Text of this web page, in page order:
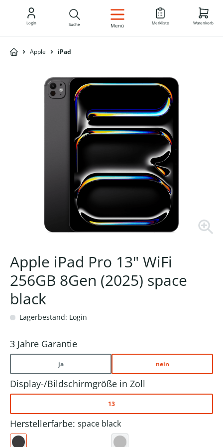
DE
Login Suche Menü Merkliste Warenkorb
Apple iPad
Apple iPad Pro 13" WiFi
256GB 8Gen (2025) space
black
Lagerbestand: Login
3 Jahre Garantie
ja nein
Display-/Bildschirmgröße in Zoll
13
Herstellerfarbe: space black